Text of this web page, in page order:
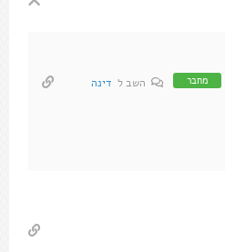
מחבר השב ל דינה